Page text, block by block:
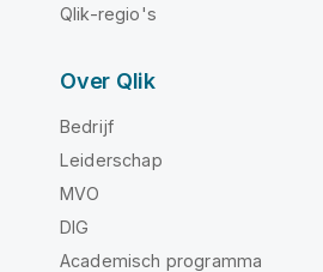
Qlik-regio's
Over Qlik
Bedrijf
Leiderschap
MVO
DIG
Academisch programma